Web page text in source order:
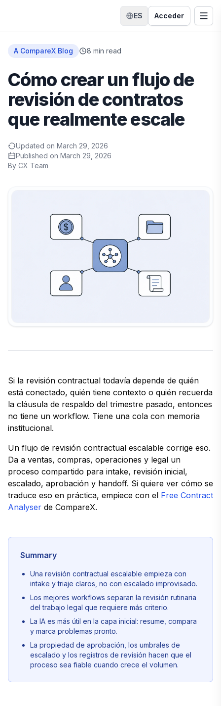
ES
Cambiar idioma
Acceder
A CompareX Blog 8 min read
Cómo crear un flujo de
revisión de contratos
que realmente escale
Updated on March 29, 2026
Published on March 29, 2026
By CX Team
Si la revisión contractual todavía depende de quién
está conectado, quién tiene contexto o quién recuerda
la cláusula de respaldo del trimestre pasado, entonces
no tiene un workflow. Tiene una cola con memoria
institucional.
Un flujo de revisión contractual escalable corrige eso.
Da a ventas, compras, operaciones y legal un
proceso compartido para intake, revisión inicial,
escalado, aprobación y handoff. Si quiere ver cómo se
traduce eso en práctica, empiece con el Free Contract
Analyser de CompareX.
Summary
Una revisión contractual escalable empieza con
intake y triaje claros, no con escalado improvisado.
Los mejores workflows separan la revisión rutinaria
del trabajo legal que requiere más criterio.
La IA es más útil en la capa inicial: resume, compara
y marca problemas pronto.
La propiedad de aprobación, los umbrales de
escalado y los registros de revisión hacen que el
proceso sea fiable cuando crece el volumen.